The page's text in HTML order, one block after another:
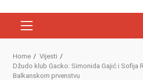
PRIMARY
Home
Vijesti
Džudo klub Gacko: Simonida Gajić i Sofija
Balkanskom prvenstvu